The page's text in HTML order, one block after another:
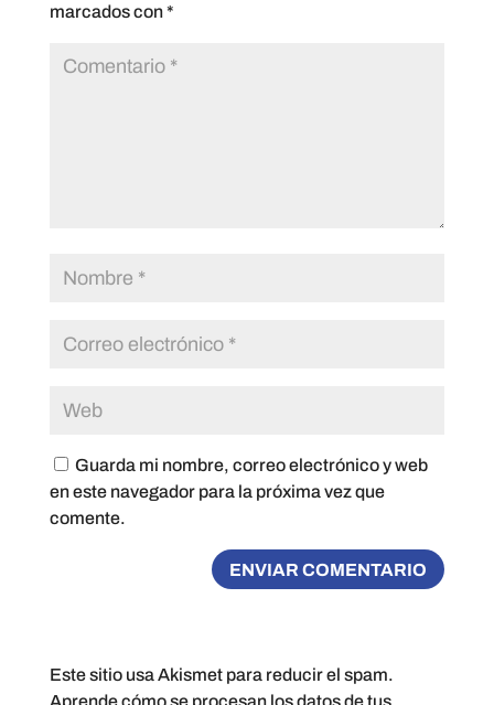
marcados con*
Guarda mi nombre, correo electrónico y web
en este navegador para la próxima vez que
comente.
Este sitio usa Akismet para reducir el spam.